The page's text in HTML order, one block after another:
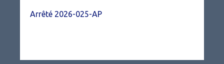
Arrêté 2026-025-AP